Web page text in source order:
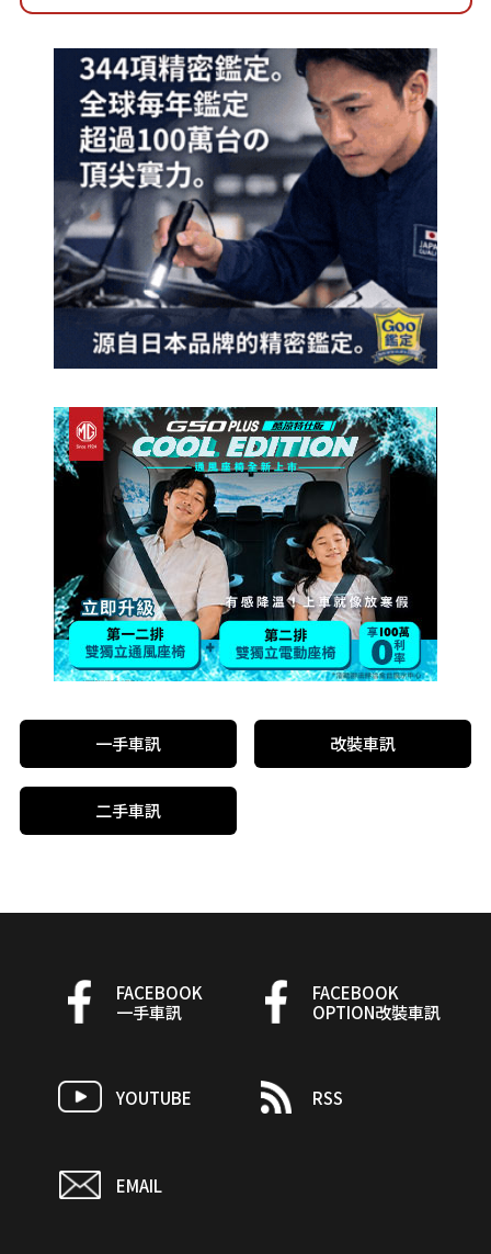
一手車訊 改裝車訊
二手車訊
FACEBOOK
一手車訊
FACEBOOK
OPTION改裝車訊
YOUTUBE RSS
EMAIL